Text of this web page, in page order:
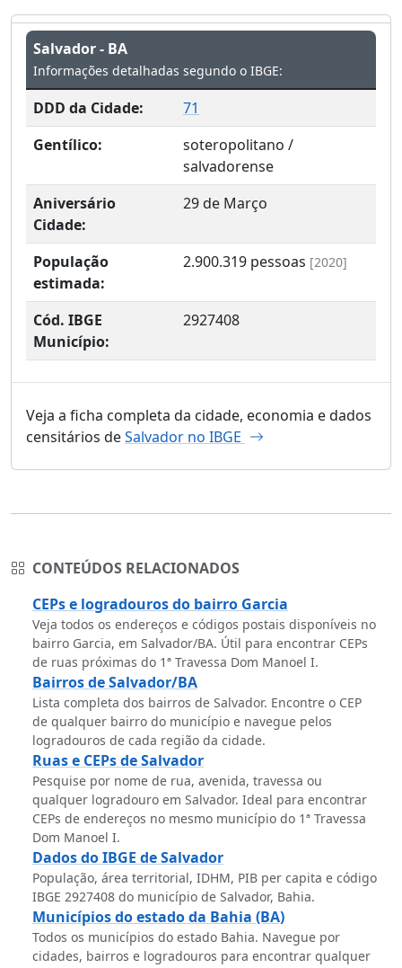
Salvador - BA
Informações detalhadas segundo o IBGE:
DDD da Cidade:
71
Gentílico:
soteropolitano /
salvadorense
Aniversário
Cidade:
29 de Março
População
estimada:
2.900.319 pessoas [2020]
Cód. IBGE
Município:
2927408
Veja a ficha completa da cidade, economia e dados
censitários deSalvador no IBGE
CONTEÚDOS RELACIONADOS
CEPs e logradouros do bairro Garcia
Veja todos os endereços e códigos postais disponíveis no
bairro Garcia, em Salvador/BA. Útil para encontrar CEPs
de ruas próximas do 1ª Travessa Dom Manoel I.
Bairros de Salvador/BA
Lista completa dos bairros de Salvador. Encontre o CEP
de qualquer bairro do município e navegue pelos
logradouros de cada região da cidade.
Ruas e CEPs de Salvador
Pesquise por nome de rua, avenida, travessa ou
qualquer logradouro em Salvador. Ideal para encontrar
CEPs de endereços no mesmo município do 1ª Travessa
Dom Manoel I.
Dados do IBGE de Salvador
População, área territorial, IDHM, PIB per capita e código
IBGE 2927408 do município de Salvador, Bahia.
Municípios do estado da Bahia (BA)
Todos os municípios do estado Bahia. Navegue por
cidades, bairros e logradouros para encontrar qualquer